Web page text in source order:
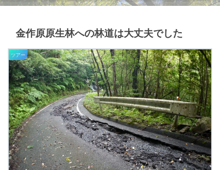
金作原原生林への林道は大丈夫でした
ツアー